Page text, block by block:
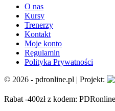
O nas
Kursy
Trenerzy
Kontakt
Moje konto
Regulamin
Polityka Prywatności
© 2026 - pdronline.pl | Projekt:
Rabat -400zł z kodem: